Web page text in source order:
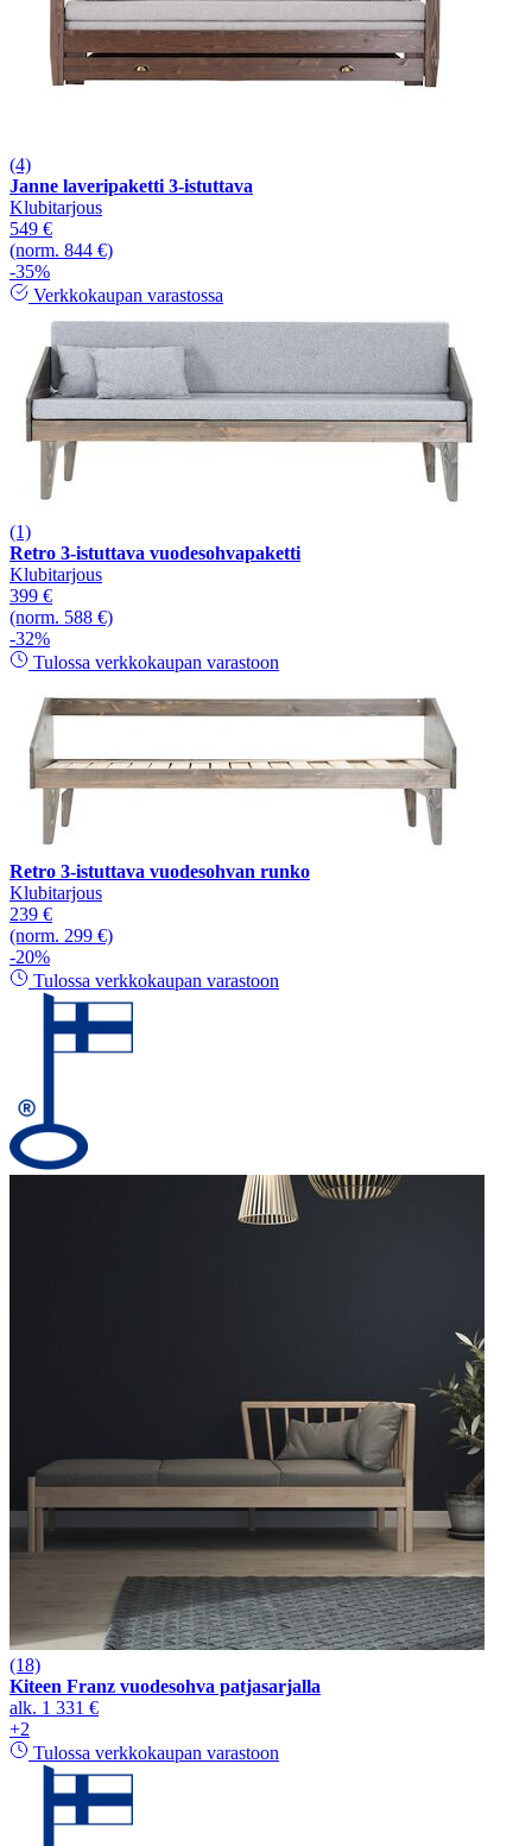
(4)
Janne laveripaketti 3-istuttava
Klubitarjous
549 €
(norm. 844 €)
-35%
Verkkokaupan varastossa
(1)
Retro 3-istuttava vuodesohvapaketti
Klubitarjous
399 €
(norm. 588 €)
-32%
Tulossa verkkokaupan varastoon
Retro 3-istuttava vuodesohvan runko
Klubitarjous
239 €
(norm. 299 €)
-20%
Tulossa verkkokaupan varastoon
(18)
Kiteen Franz vuodesohva patjasarjalla
alk. 1 331 €
+2
Tulossa verkkokaupan varastoon